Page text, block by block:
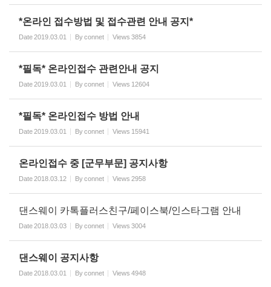
*온라인 접수방법 및 접수관련 안내 공지*
Date2019.03.01 Byconnet Views 3854
*필독* 온라인접수 관련안내 공지
Date2019.03.01 Byconnet Views 12604
*필독* 온라인접수 방법 안내
Date2019.03.01 Byconnet Views 15941
온라인접수 중 [군무부문] 공지사항
Date2018.03.12 Byconnet Views 2958
댄스웨이 카톡플러스친구/페이스북/인스타그램 안내
Date2018.03.03 Byconnet Views 3004
댄스웨이 공지사항
Date2018.03.01 Byconnet Views 4948